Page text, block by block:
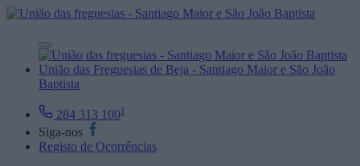
União das Freguesias de Beja - Santiago Maior e São João
Baptista
284 313 1001
Siga-nos
Registo de Ocorrências